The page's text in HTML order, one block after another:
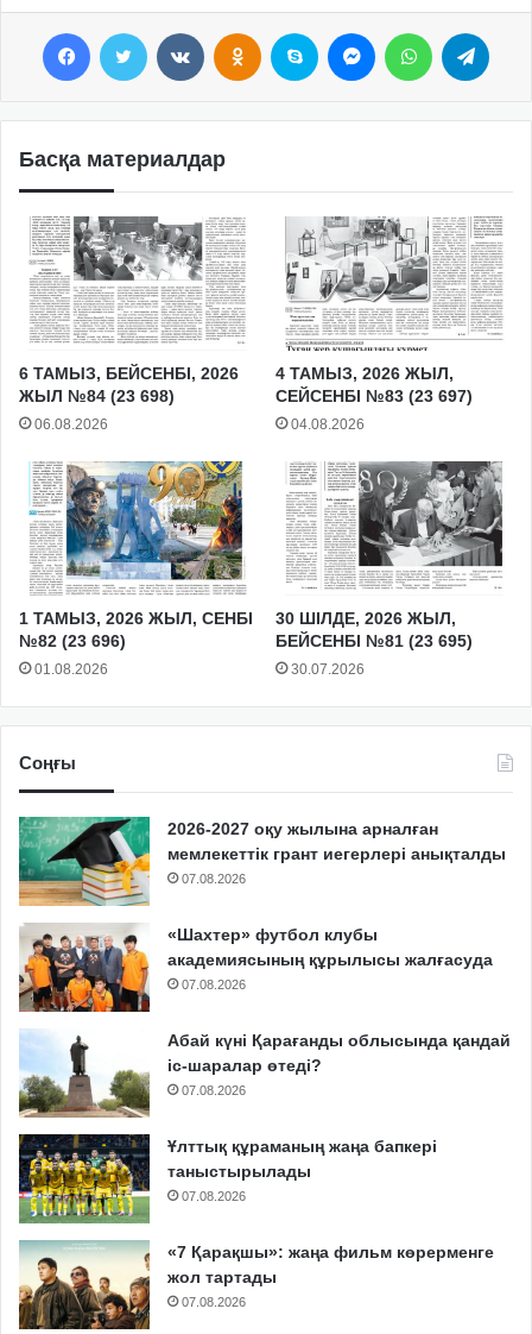
Басқа материалдар
6 ТАМЫЗ, БЕЙСЕНБІ, 2026
ЖЫЛ №84 (23 698)
06.08.2026
4 ТАМЫЗ, 2026 ЖЫЛ,
СЕЙСЕНБІ №83 (23 697)
04.08.2026
1 ТАМЫЗ, 2026 ЖЫЛ, СЕНБІ
№82 (23 696)
01.08.2026
30 ШІЛДЕ, 2026 ЖЫЛ,
БЕЙСЕНБІ №81 (23 695)
30.07.2026
Соңғы
2026-2027 оқу жылына арналған
мемлекеттік грант иегерлері анықталды
07.08.2026
«Шахтер» футбол клубы
академиясының құрылысы жалғасуда
07.08.2026
Абай күні Қарағанды облысында қандай
іс-шаралар өтеді?
07.08.2026
Ұлттық құраманың жаңа бапкері
таныстырылады
07.08.2026
«7 Қарақшы»: жаңа фильм көрерменге
жол тартады
07.08.2026